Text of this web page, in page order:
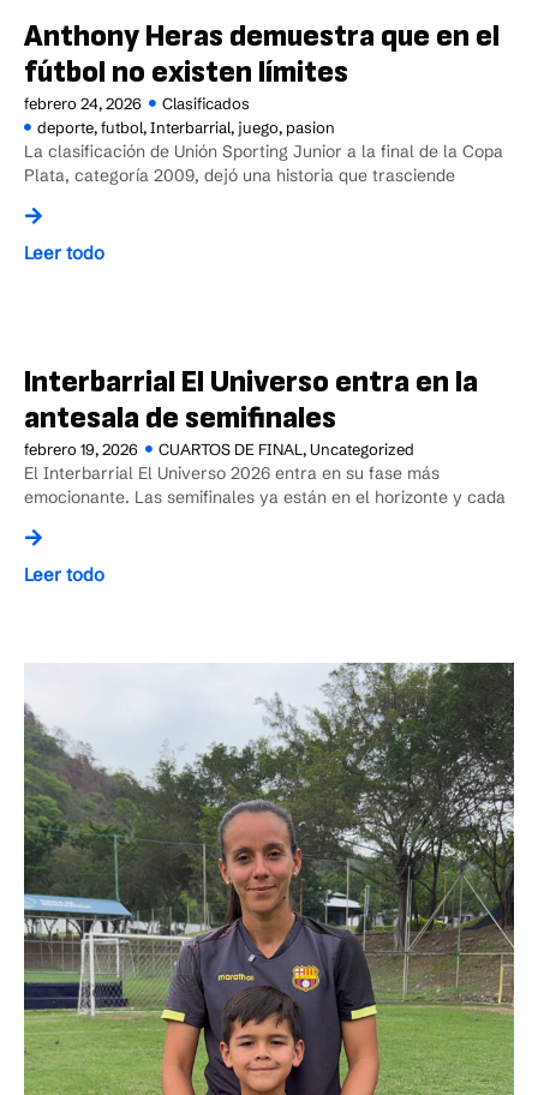
Anthony Heras demuestra que en el
fútbol no existen límites
febrero 24, 2026
Clasificados
deporte,futbol,Interbarrial, juego, pasion
La clasificación de Unión Sporting Junior a la final de la Copa
Plata, categoría 2009, dejó una historia que trasciende
Leer todo
Interbarrial El Universo entra en la
antesala de semifinales
febrero 19, 2026 CUARTOS DE FINAL ,Uncategorized
El Interbarrial El Universo 2026 entra en su fase más
emocionante. Las semifinales ya están en el horizonte y cada
Leer todo